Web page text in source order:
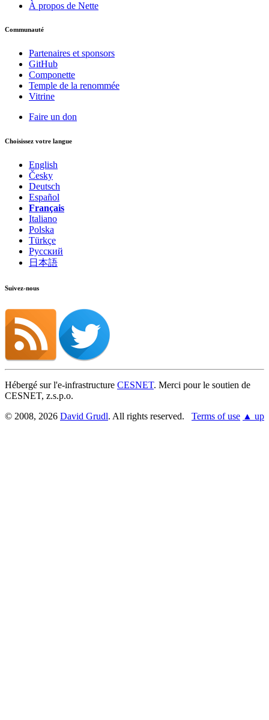
À propos de Nette
Communauté
Partenaires et sponsors
GitHub
Componette
Temple de la renommée
Vitrine
Faire un don
Choisissez votre langue
English
Česky
Deutsch
Español
Français
Italiano
Polska
Türkçe
Русский
日本語
Suivez-nous
Hébergé sur l'e-infrastructure CESNET. Merci pour le soutien de
CESNET, z.s.p.o.
© 2008, 2026 David Grudl. All rights reserved. Terms of use ▲ up